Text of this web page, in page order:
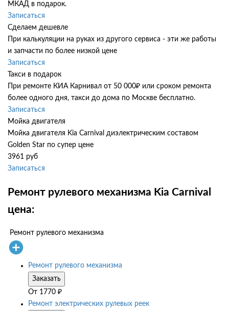
МКАД в подарок.
Записаться
Сделаем дешевле
При калькуляции на руках из другого сервиса - эти же работы
и запчасти по более низкой цене
Записаться
Такси в подарок
При ремонте КИА Карнивал от 50 000₽ или сроком ремонта
более одного дня, такси до дома по Москве бесплатно.
Записаться
Мойка двигателя
Мойка двигателя Kia Carnival диэлектрическим составом
Golden Star по супер цене
3961 руб
Записаться
Ремонт рулевого механизма Kia Carnival
цена:
Ремонт рулевого механизма
Ремонт рулевого механизма
Заказать
От 1770 ₽
Ремонт электрических рулевых реек